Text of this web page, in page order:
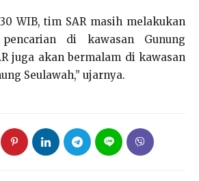
WIB, tim SAR masih melakukan
di kawasan Gunung
juga akan bermalam di kawasan
Seulawah,” ujarnya.